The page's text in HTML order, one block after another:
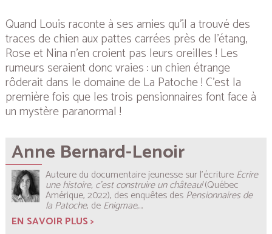
Quand Louis raconte à ses amies qu’il a trouvé des
traces de chien aux pattes carrées près de l’étang,
Rose et Nina n’en croient pas leurs oreilles ! Les
rumeurs seraient donc vraies : un chien étrange
rôderait dans le domaine de La Patoche ! C’est la
première fois que les trois pensionnaires font face à
un mystère paranormal !
Anne Bernard-Lenoir
Auteure du documentaire jeunesse sur l'écritureÉcrire
une histoire, c’est construire un château!(Québec
Amérique, 2022), des enquêtes desPensionnaires de
la Patoche, deEnigmae,...
EN SAVOIR PLUS >